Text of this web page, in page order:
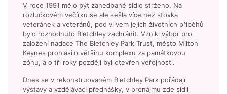
V roce 1991 mělo být zanedbané sídlo strženo. Na
rozlučkovém večírku se ale sešla více než stovka
veteránek a veteránů, pod vlivem jejich životních příběhů
bylo rozhodnuto Bletchley zachránit. Vznikl výbor pro
založení nadace The Bletchley Park Trust, město Milton
Keynes prohlásilo většinu komplexu za památkovou
zónu, a o tři roky později byl otevřen veřejnosti.
Dnes se v rekonstruovaném Bletchley Park pořádají
výstavy a vzdělávací přednášky, v pronájmu zde sídlí